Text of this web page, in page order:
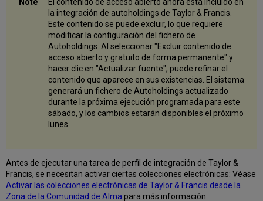
Comunidad
integración
la integración de autoholdings de Taylor & Francis.
Este contenido se puede excluir, lo que requiere
modificar la configuración del fichero de
Autoholdings. Al seleccionar "Excluir contenido de
acceso abierto y gratuito de forma permanente" y
hacer clic en "Actualizar fuente", puede refinar el
contenido que aparece en sus existencias. El sistema
generará un fichero de Autoholdings actualizado
durante la próxima ejecución programada para este
sábado, y los cambios estarán disponibles el próximo
lunes.
Antes de ejecutar una tarea de perfil de integración de Taylor &
Francis, se necesitan activar ciertas colecciones electrónicas: Véase
Activar las colecciones electrónicas de Taylor & Francis desde la
Zona de la Comunidad de Alma para más información.